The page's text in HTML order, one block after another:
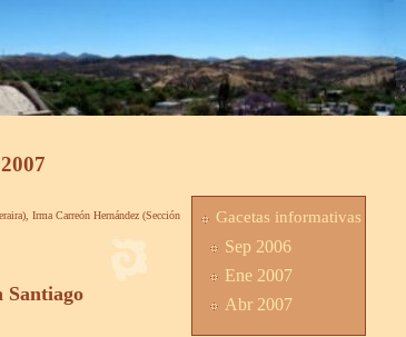
Irma Carreón Hernández (Sección
Santiago
Gacetas informativas
Sep 2006
Ene 2007
Abr 2007